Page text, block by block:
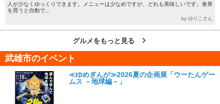
人が少なくゆっくりできます。メニューは少なめですが、どれも美味しいです。食券
を買うと自動で...
by ゆりこさん
グルメをもっと見る
武雄市のイベント
≪ゆめぎんが≫2026夏の企画展「ウーたんゲー
ムス －地球編－」